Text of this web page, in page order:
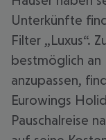
Unterkünfte
Filter „Luxus“.
bestmöglich an
anzupassen,
Eurowings
Pauschalreise